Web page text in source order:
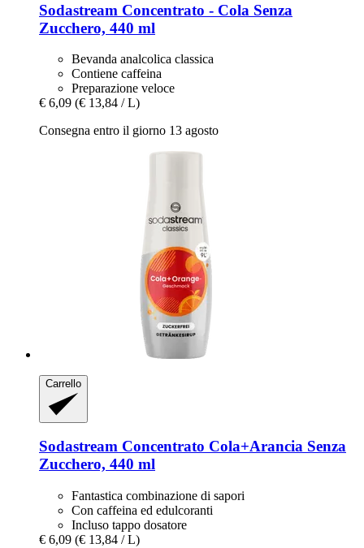
Sodastream Concentrato -​ Cola Senza
Zucchero, 440 ml
Bevanda analcolica classica
Contiene caffeina
Preparazione veloce
€ 6,09 (€ 13,84 / L)
Consegna entro il giorno 13 agosto
Carrello
Sodastream Concentrato Cola+Arancia Senza
Zucchero, 440 ml
Fantastica combinazione di sapori
Con caffeina ed edulcoranti
Incluso tappo dosatore
€ 6,09 (€ 13,84 / L)